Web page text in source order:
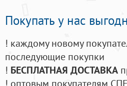
Покупать у нас
! каждому новому
последующие покупки
! БЕСПЛАТНАЯ ДОСТАВКА